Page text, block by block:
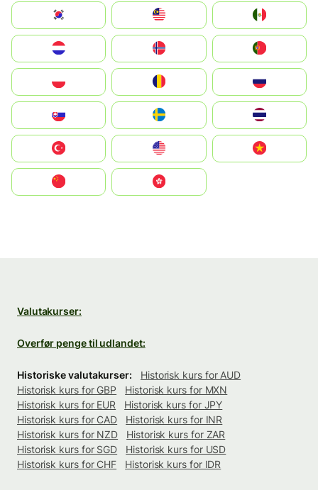
South Korea
United States
中國香港特別行政區
Valutakurser:
Overfør penge til udlandet:
Historiske valutakurser:
Historisk kurs for AUD
Historisk kurs for GBP
Historisk kurs for MXN
Historisk kurs for EUR
Historisk kurs for JPY
Historisk kurs for CAD
Historisk kurs for INR
Historisk kurs for NZD
Historisk kurs for ZAR
Historisk kurs for SGD
Historisk kurs for USD
Historisk kurs for CHF
Historisk kurs for IDR